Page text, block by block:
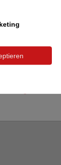
Allocator
(...
+ Filter